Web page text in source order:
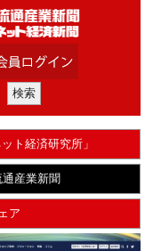
ト経済研究所」
通産業新聞
ア